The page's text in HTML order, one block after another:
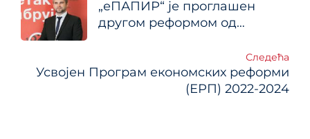
чланка
„еПАПИР“ је проглашен
другом реформом од
и привреду на глобалном
такмичењу Open
Government Partnership
Следећа
Усвојен Програм економских реформи
(ЕРП) 2022-2024